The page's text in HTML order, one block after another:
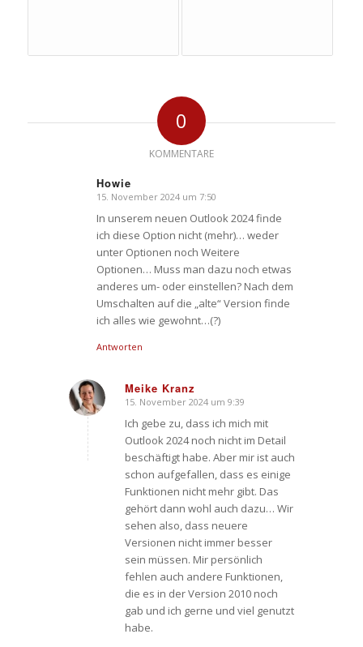
0
KOMMENTARE
Howie
sagte:
15. November 2024 um 7:50
In unserem neuen Outlook 2024 finde
ich diese Option nicht (mehr)… weder
unter Optionen noch Weitere
Optionen… Muss man dazu noch etwas
anderes um- oder einstellen? Nach dem
Umschalten auf die „alte“ Version finde
ich alles wie gewohnt…(?)
Antworten
Meike Kranz
sagte:
15. November 2024 um 9:39
Ich gebe zu, dass ich mich mit
Outlook 2024 noch nicht im Detail
beschäftigt habe. Aber mir ist auch
schon aufgefallen, dass es einige
Funktionen nicht mehr gibt. Das
gehört dann wohl auch dazu… Wir
sehen also, dass neuere
Versionen nicht immer besser
sein müssen. Mir persönlich
fehlen auch andere Funktionen,
die es in der Version 2010 noch
gab und ich gerne und viel genutzt
habe.